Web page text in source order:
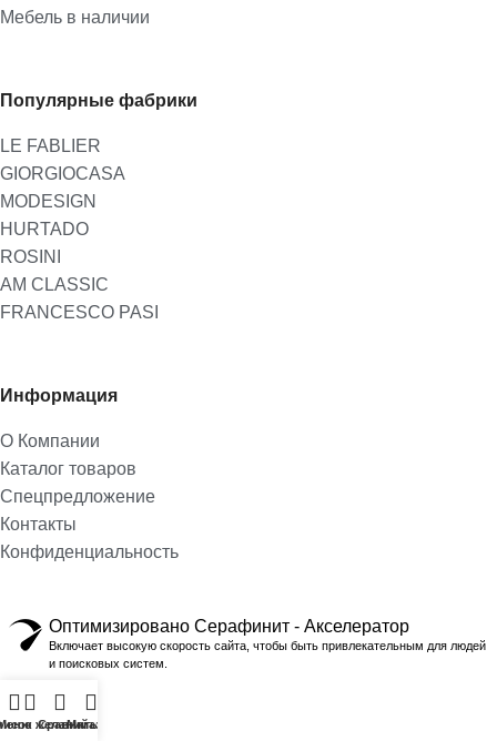
Мебель в наличии
Популярные фабрики
LE FABLIER
GIORGIOCASA
MODESIGN
HURTADO
ROSINI
AM CLASSIC
FRANCESCO PASI
Информация
О Компании
Каталог товаров
Спецпредложение
Контакты
Конфиденциальность
желаний
Сравнить
Магазин
Оптимизировано Серафинит - Акселератор
Включает высокую скорость сайта, чтобы быть привлекательным для людей
и поисковых систем.